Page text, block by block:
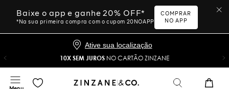
Baixe o app e ganhe 20% OFF*
*Na sua primeira compra com o cupom 20NOAPP
COMPRAR
NO APP
Ative sua localização
10X SEM JUROS NO CARTÃO ZINZANE